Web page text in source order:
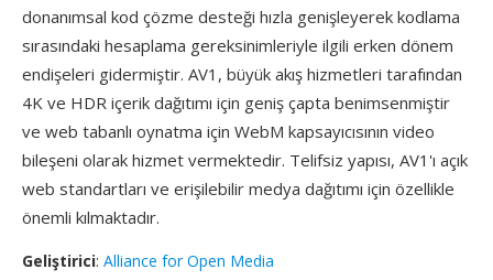
donanımsal kod çözme desteği hızla genişleyerek kodlama
sırasındaki hesaplama gereksinimleriyle ilgili erken dönem
endişeleri gidermiştir. AV1, büyük akış hizmetleri tarafından
4K ve HDR içerik dağıtımı için geniş çapta benimsenmiştir
ve web tabanlı oynatma için WebM kapsayıcısının video
bileşeni olarak hizmet vermektedir. Telifsiz yapısı, AV1'ı açık
web standartları ve erişilebilir medya dağıtımı için özellikle
önemli kılmaktadır.
Geliştirici: Alliance for Open Media